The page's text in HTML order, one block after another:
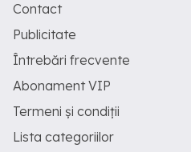
Contact
Publicitate
Întrebări frecvente
Abonament VIP
Termeni și condiții
Lista categoriilor